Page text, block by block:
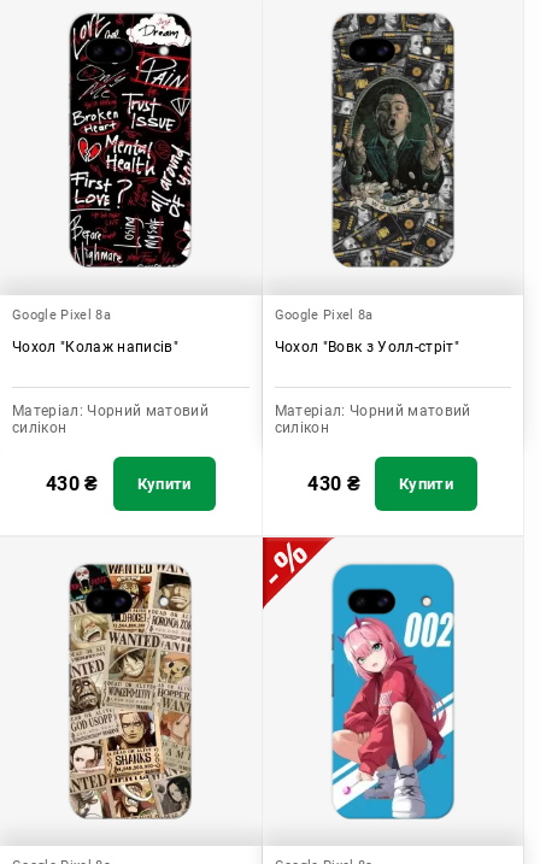
Google Pixel 8a
Чохол "Колаж написів"
Матеріал: Чорний матовий
силікон
430₴ Купити
Google Pixel 8a
Чохол "Вовк з Уолл-стріт"
Матеріал: Чорний матовий
силікон
430 ₴ Купити